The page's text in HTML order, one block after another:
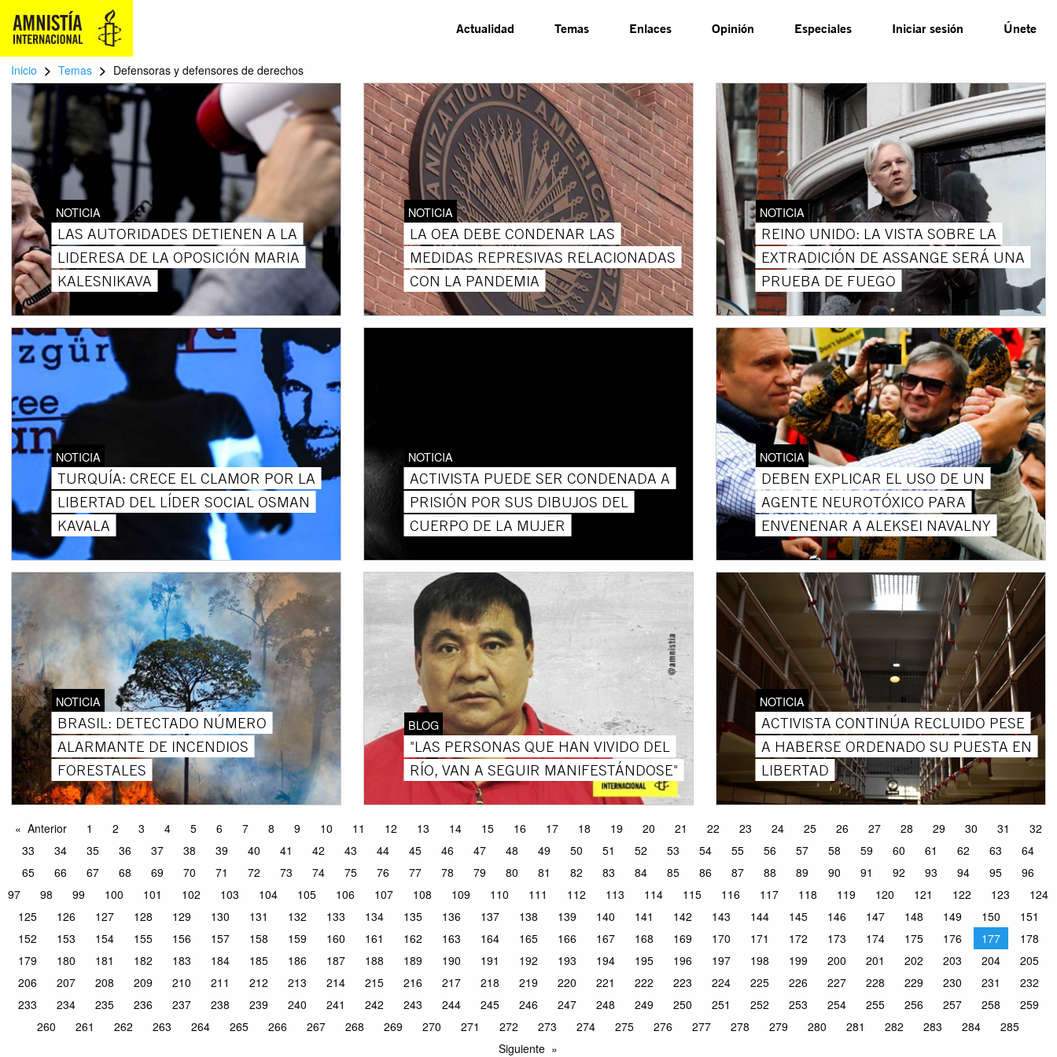
Actualidad Temas Enlaces Opinión Especiales Iniciar sesión Únete
Inicio > Temas > Defensoras y defensores de derechos
NOTICIA
LAS AUTORIDADES DETIENEN A LA
LIDERESA DE LA OPOSICIÓN MARIA
KALESNIKAVA
NOTICIA
LA OEA DEBE CONDENAR LAS
MEDIDAS REPRESIVAS RELACIONADAS
CON LA PANDEMIA
NOTICIA
REINO UNIDO: LA VISTA SOBRE LA
EXTRADICIÓN DE ASSANGE SERÁ UNA
PRUEBA DE FUEGO
NOTICIA
TURQUÍA: CRECE EL CLAMOR POR LA
LIBERTAD DEL LÍDER SOCIAL OSMAN
KAVALA
NOTICIA
ACTIVISTA PUEDE SER CONDENADA A
PRISIÓN POR SUS DIBUJOS DEL
CUERPO DE LA MUJER
NOTICIA
DEBEN EXPLICAR EL USO DE UN
AGENTE NEUROTÓXICO PARA
ENVENENAR A ALEKSEI NAVALNY
NOTICIA
BRASIL: DETECTADO NÚMERO
ALARMANTE DE INCENDIOS
FORESTALES
BLOG
"LAS PERSONAS QUE HAN VIVIDO DEL
RÍO, VAN A SEGUIR MANIFESTÁNDOSE"
NOTICIA
ACTIVISTA CONTINÚA RECLUIDO PESE
A HABERSE ORDENADO SU PUESTA EN
LIBERTAD
Anterior 1 2 3 4 5 6 7 8 9 10 11 12 13 14 15 16 17 18 19 20 21 22 23 24 25 26 27 28 29 30 31
32
33
34 35 36 37 38 39 40 41 42 43 44 45 46 47 48 49 50 51 52 53 54 55 56 57 58 59 60 61 62 63
64
65
66 67 68 69 70 71 72 73 74 75 76 77 78 79 80 81 82 83 84 85 86 87 88 89 90 91 92 93 94 95
96
97
98 99 100 101 102 103 104 105 106 107 108 109 110 111 112 113 114 115 116 117 118 119 120 121 122 123
124
125
126 127 128 129 130 131 132 133 134 135 136 137 138 139 140 141 142 143 144 145 146 147 148 149 150
151
152
153 154 155 156 157 158 159 160 161 162 163 164 165 166 167 168 169 170 171 172 173 174 175 176 177
178
179
180 181 182 183 184 185 186 187 188 189 190 191 192 193 194 195 196 197 198 199 200 201 202 203 204
205
206
207 208 209 210 211 212 213 214 215 216 217 218 219 220 221 222 223 224 225 226 227 228 229 230 231
232
233
234 235 236 237 238 239 240 241 242 243 244 245 246 247 248 249 250 251 252 253 254 255 256 257 258
259
260
261 262 263 264 265 266 267 268 269 270 271 272 273 274 275 276 277 278 279 280 281 282 283 284
285
Siguiente